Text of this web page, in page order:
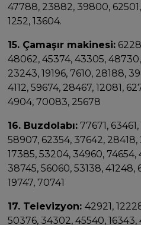
47788, 23882, 39800,
1252, 13604.
15. Çamaşır makinesi:
48062, 45374, 43305,
23243, 19196, 7610, 28188,
4112, 59674, 28467, 12081,
4904, 70083, 25678
16. Buzdolabı: 77671,
58907, 62354, 37642, 28418,
17385, 53204, 34960, 74654,
38745, 56060, 53138, 41248,
19747, 70741
17. Televizyon:42921,
50376, 34302, 45540,